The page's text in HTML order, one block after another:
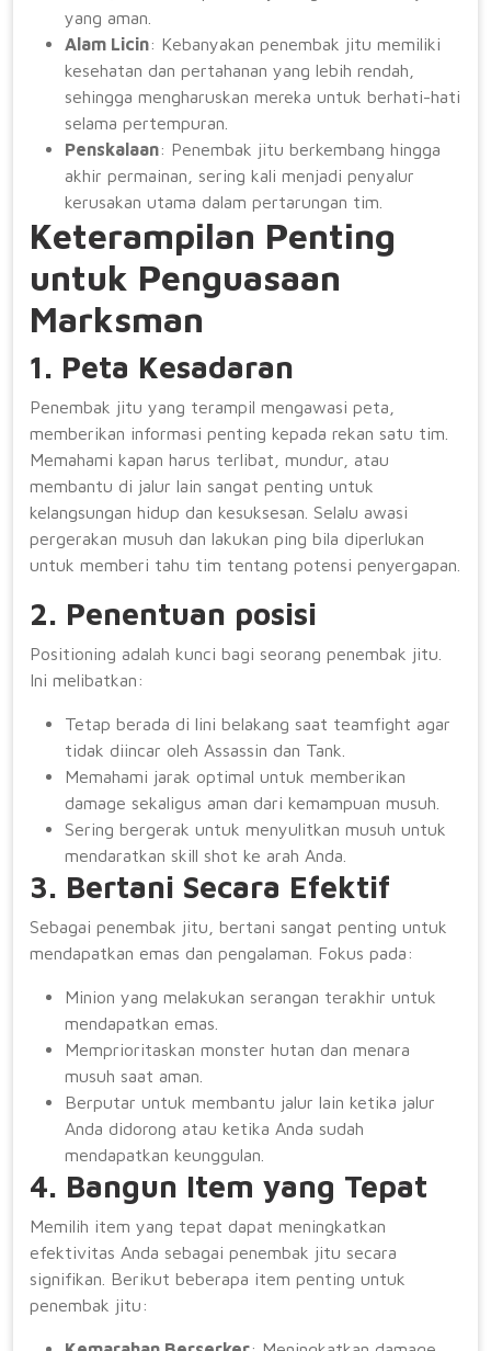
yang aman.
Alam Licin: Kebanyakan penembak jitu memiliki
kesehatan dan pertahanan yang lebih rendah,
sehingga mengharuskan mereka untuk berhati-hati
selama pertempuran.
Penskalaan: Penembak jitu berkembang hingga
akhir permainan, sering kali menjadi penyalur
kerusakan utama dalam pertarungan tim.
Keterampilan Penting
untuk Penguasaan
Marksman
1. Peta Kesadaran
Penembak jitu yang terampil mengawasi peta,
memberikan informasi penting kepada rekan satu tim.
Memahami kapan harus terlibat, mundur, atau
membantu di jalur lain sangat penting untuk
kelangsungan hidup dan kesuksesan. Selalu awasi
pergerakan musuh dan lakukan ping bila diperlukan
untuk memberi tahu tim tentang potensi penyergapan.
2. Penentuan posisi
Positioning adalah kunci bagi seorang penembak jitu.
Ini melibatkan:
Tetap berada di lini belakang saat teamfight agar
tidak diincar oleh Assassin dan Tank.
Memahami jarak optimal untuk memberikan
damage sekaligus aman dari kemampuan musuh.
Sering bergerak untuk menyulitkan musuh untuk
mendaratkan skill shot ke arah Anda.
3. Bertani Secara Efektif
Sebagai penembak jitu, bertani sangat penting untuk
mendapatkan emas dan pengalaman. Fokus pada:
Minion yang melakukan serangan terakhir untuk
mendapatkan emas.
Memprioritaskan monster hutan dan menara
musuh saat aman.
Berputar untuk membantu jalur lain ketika jalur
Anda didorong atau ketika Anda sudah
mendapatkan keunggulan.
4. Bangun Item yang Tepat
Memilih item yang tepat dapat meningkatkan
efektivitas Anda sebagai penembak jitu secara
signifikan. Berikut beberapa item penting untuk
penembak jitu: